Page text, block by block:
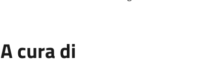
A cura di